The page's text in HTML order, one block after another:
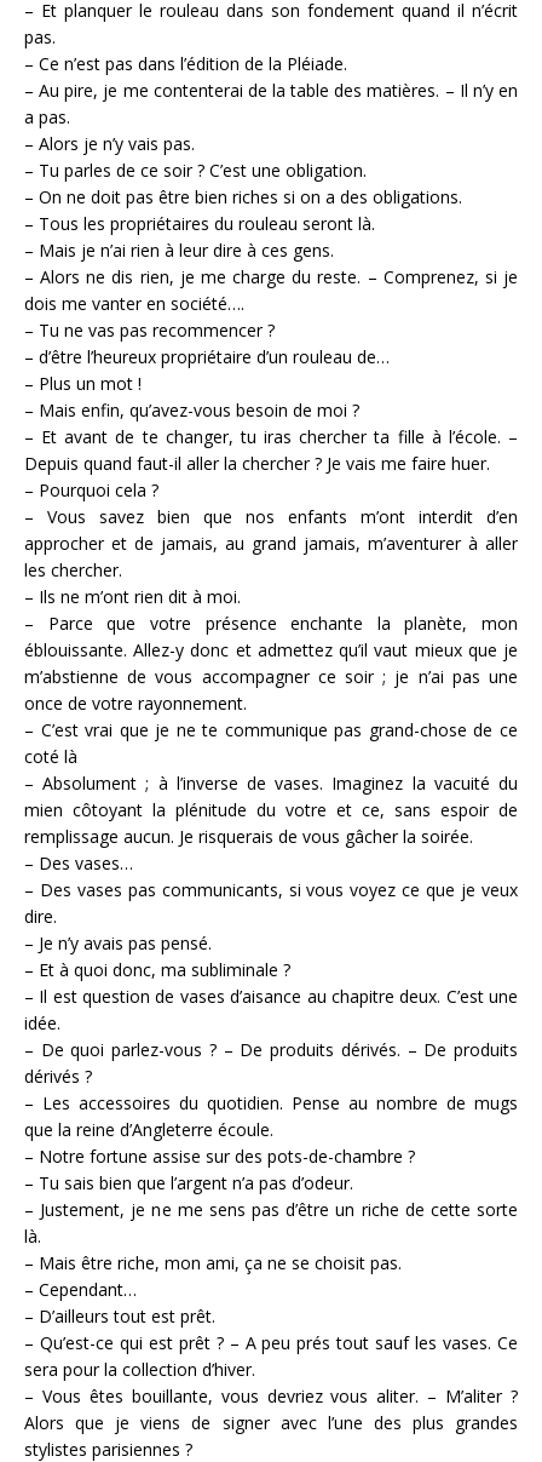
– Et planquer le rouleau dans son fondement quand il n’écrit
pas.
– Ce n’est pas dans l’édition de la Pléiade.
– Au pire, je me contenterai de la table des matières. – Il n’y en
a pas.
– Alors je n’y vais pas.
– Tu parles de ce soir ? C’est une obligation.
– On ne doit pas être bien riches si on a des obligations.
– Tous les propriétaires du rouleau seront là.
– Mais je n’ai rien à leur dire à ces gens.
– Alors ne dis rien, je me charge du reste. – Comprenez, si je
dois me vanter en société….
– Tu ne vas pas recommencer ?
– d’être l’heureux propriétaire d’un rouleau de…
– Plus un mot !
– Mais enfin, qu’avez-vous besoin de moi ?
– Et avant de te changer, tu iras chercher ta fille à l’école. –
Depuis quand faut-il aller la chercher ? Je vais me faire huer.
– Pourquoi cela ?
– Vous savez bien que nos enfants m’ont interdit d’en
approcher et de jamais, au grand jamais, m’aventurer à aller
les chercher.
– Ils ne m’ont rien dit à moi.
– Parce que votre présence enchante la planète, mon
éblouissante. Allez-y donc et admettez qu’il vaut mieux que je
m’abstienne de vous accompagner ce soir ; je n’ai pas une
once de votre rayonnement.
– C’est vrai que je ne te communique pas grand-chose de ce
coté là
– Absolument ; à l’inverse de vases. Imaginez la vacuité du
mien côtoyant la plénitude du votre et ce, sans espoir de
remplissage aucun. Je risquerais de vous gâcher la soirée.
– Des vases…
– Des vases pas communicants, si vous voyez ce que je veux
dire.
– Je n’y avais pas pensé.
– Et à quoi donc, ma subliminale ?
– Il est question de vases d’aisance au chapitre deux. C’est une
idée.
– De quoi parlez-vous ? – De produits dérivés. – De produits
dérivés ?
– Les accessoires du quotidien. Pense au nombre de mugs
que la reine d’Angleterre écoule.
– Notre fortune assise sur des pots-de-chambre ?
– Tu sais bien que l’argent n’a pas d’odeur.
– Justement, je ne me sens pas d’être un riche de cette sorte
là.
– Mais être riche, mon ami, ça ne se choisit pas.
– Cependant…
– D’ailleurs tout est prêt.
– Qu’est-ce qui est prêt ? – A peu prés tout sauf les vases. Ce
sera pour la collection d’hiver.
– Vous êtes bouillante, vous devriez vous aliter. – M’aliter ?
Alors que je viens de signer avec l’une des plus grandes
stylistes parisiennes ?